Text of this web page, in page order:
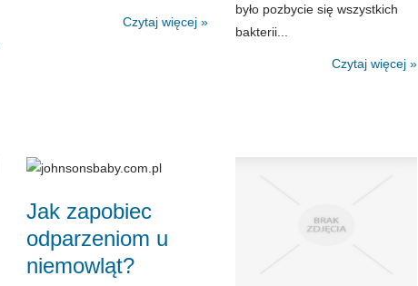
Czytaj więcej »
było pozbycie się wszystkich
bakterii...
Czytaj więcej »
Jak zapobiec
odparzeniom u
niemowląt?